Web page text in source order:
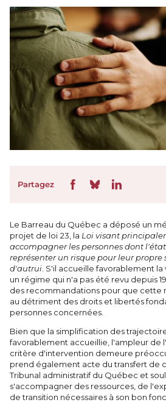
Partagez
Le Barreau du Québec a déposé un
projet de loi 23, la Loi visant
accompagner les personnes dont
représenter un risque pour leur propre
d'autrui. S'il accueille favorablement
un régime qui n'a pas été revu depuis
des recommandations pour que cette
au détriment des droits et libertés
personnes concernées.
Bien que la simplification des
favorablement accueillie, l'ampleur de
critère d'intervention demeure
prend également acte du transfert de
Tribunal administratif du Québec et
s'accompagner des ressources, de
de transition nécessaires à son bon